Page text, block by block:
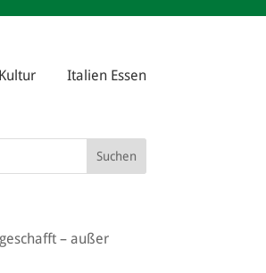
Italien Essen
– außer